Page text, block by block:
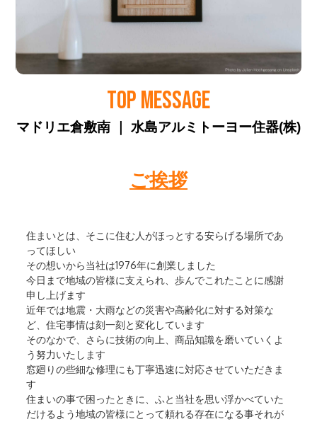
TOP MESSAGE
マドリエ倉敷南 ｜ 水島アルミトーヨー住器(株)
ご挨拶